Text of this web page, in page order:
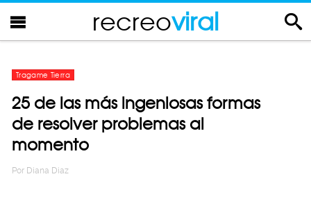
recreoviral
Tragame Tierra
25 de las más ingeniosas formas
de resolver problemas al
momento
Por Diana Diaz